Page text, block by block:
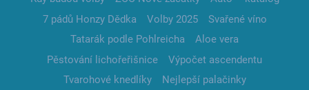
7 pádů Honzy Dědka
Volby 2025
Svařené víno
Tatarák podle Pohlreicha
Aloe vera
Pěstování lichořeřišnice
Výpočet ascendentu
Tvarohové knedlíky
Nejlepší palačinky